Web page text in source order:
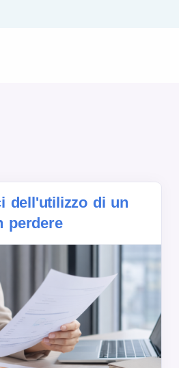
dell'utilizzo di un
perdere